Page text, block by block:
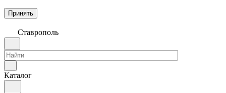
Принять
Ставрополь
Каталог